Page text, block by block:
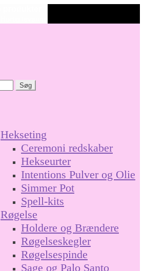
Søg
Hekseting
Ceremoni redskaber
Hekseurter
Intentions Pulver og Olie
Simmer Pot
Spell-kits
Røgelse
Holdere og Brændere
Røgelseskegler
Røgelsespinde
Sage og Palo Santo